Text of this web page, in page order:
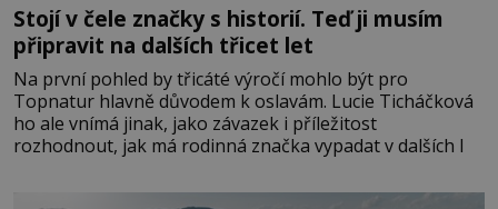
Stojí v čele značky s historií. Teď ji musím
připravit na dalších třicet let
Na první pohled by třicáté výročí mohlo být pro
Topnatur hlavně důvodem k oslavám. Lucie Ticháčková
ho ale vnímá jinak, jako závazek i příležitost
rozhodnout, jak má rodinná značka vypadat v dalších l